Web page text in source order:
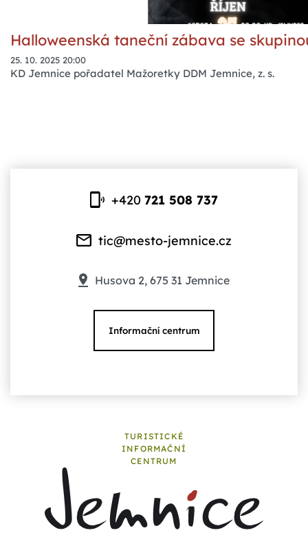
25. 10. 2025 20:00
Halloweenská taneční zábava se
KD Jemnice pořadatel Mažoretky DDM Jemnice, z. s.
+420721 508 737
tic@mesto-jemnice.cz
Husova 2, 675 31 Jemnice
Informační centrum
TURISTICKÉ
INFORMAČNÍ
CENTRUM